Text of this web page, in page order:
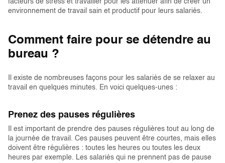
facteurs de stress et travailler pour les atténuer afin de créer un
environnement de travail sain et productif pour leurs salariés.
Comment faire pour se détendre au
bureau ?
Il existe de nombreuses façons pour les salariés de se relaxer au
travail en quelques minutes. En voici quelques-unes :
Prenez des pauses régulières
Il est important de prendre des pauses régulières tout au long de
la journée de travail. Ces pauses peuvent être courtes, mais elles
doivent être régulières : toutes les heures ou toutes les deux
heures par exemple. Les salariés qui ne prennent pas de pause